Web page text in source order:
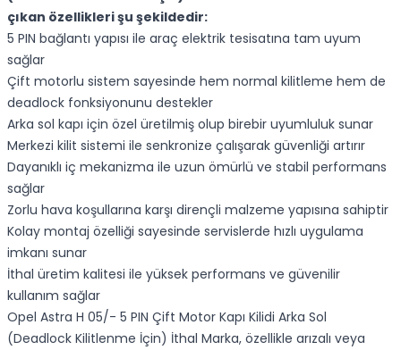
çıkan özellikleri şu şekildedir:
5 PIN bağlantı yapısı ile araç elektrik tesisatına tam uyum
sağlar
Çift motorlu sistem sayesinde hem normal kilitleme hem de
deadlock fonksiyonunu destekler
Arka sol kapı için özel üretilmiş olup birebir uyumluluk sunar
Merkezi kilit sistemi ile senkronize çalışarak güvenliği artırır
Dayanıklı iç mekanizma ile uzun ömürlü ve stabil performans
sağlar
Zorlu hava koşullarına karşı dirençli malzeme yapısına sahiptir
Kolay montaj özelliği sayesinde servislerde hızlı uygulama
imkanı sunar
İthal üretim kalitesi ile yüksek performans ve güvenilir
kullanım sağlar
Opel Astra H 05/- 5 PIN Çift Motor Kapı Kilidi Arka Sol
(Deadlock Kilitlenme İçin) İthal Marka, özellikle arızalı veya